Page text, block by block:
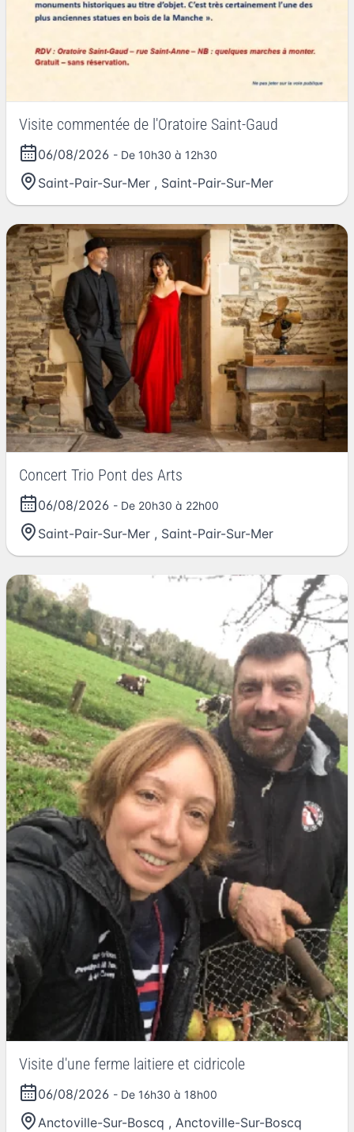
Visite commentée de l'Oratoire Saint-Gaud
06/08/2026 - De 10h30 à 12h30
Saint-Pair-Sur-Mer , Saint-Pair-Sur-Mer
Concert Trio Pont des Arts
06/08/2026 - De 20h30 à 22h00
Saint-Pair-Sur-Mer , Saint-Pair-Sur-Mer
Visite d'une ferme laitiere et cidricole
06/08/2026 - De 16h30 à 18h00
Anctoville-Sur-Boscq , Anctoville-Sur-Boscq